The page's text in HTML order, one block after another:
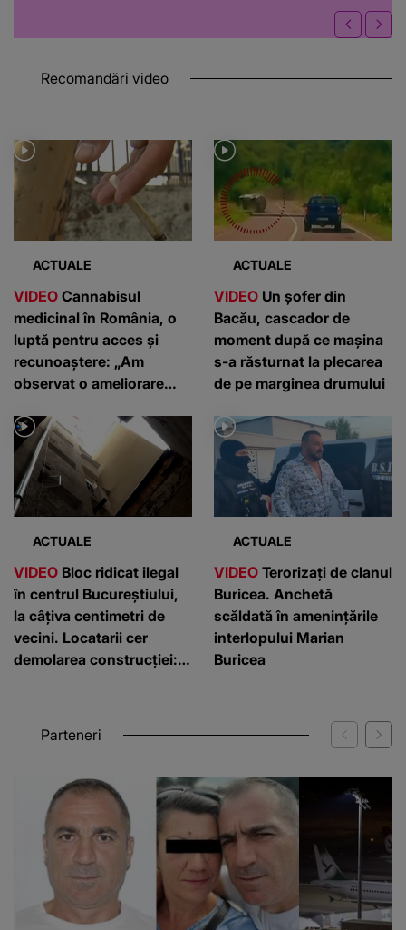
Recomandări video
ACTUALE
VIDEO Cannabisul
medicinal în România, o
luptă pentru acces și
recunoaștere: „Am
observat o ameliorare
ACTUALE
VIDEO Un șofer din
Bacău, cascador de
moment după ce mașina
s-a răsturnat la plecarea
de pe marginea drumului
ACTUALE
VIDEO Bloc ridicat ilegal
în centrul Bucureștiului,
la câțiva centimetri de
vecini. Locatarii cer
demolarea construcției:
ACTUALE
VIDEO Terorizați de clanul
Buricea. Anchetă
scăldată în amenințările
interlopului Marian
Buricea
Parteneri